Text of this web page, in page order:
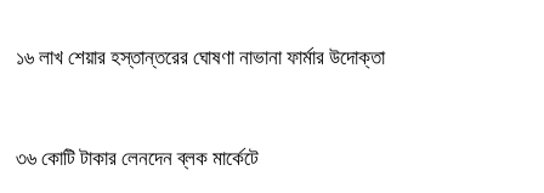
১৬ লাখ শেয়ার হস্তান্তরের ঘোষণা নাভানা ফার্মার উদোক্তা
৩৬ কোটি টাকার লেনদেন ব্লক মার্কেটে